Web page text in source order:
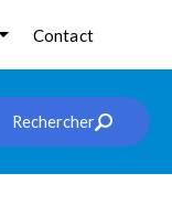
Contact
Rechercher